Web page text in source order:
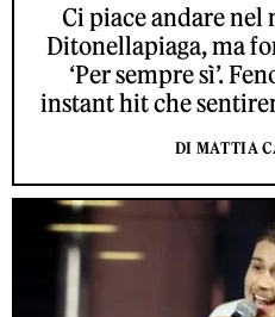
Ci piace andare nel
Ditonellapiaga, ma
‘Per sempre sì’.
instant hit che
DI MATTIA